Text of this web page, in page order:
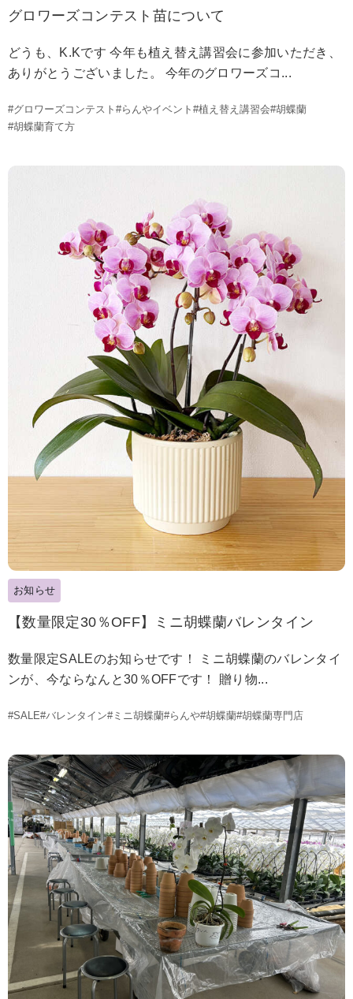
グロワーズコンテスト苗について
どうも、K.Kです 今年も植え替え講習会に参加いただき、
ありがとうございました。 今年のグロワーズコ...
#グロワーズコンテスト #らんやイベント #植え替え講習会#胡蝶蘭
#胡蝶蘭育て方
お知らせ
【数量限定30％OFF】ミニ胡蝶蘭バレンタイン
数量限定SALEのお知らせです！ ミニ胡蝶蘭のバレンタイ
ンが、今ならなんと30％OFFです！ 贈り物...
#SALE#バレンタイン#ミニ胡蝶蘭#らんや#胡蝶蘭#胡蝶蘭専門店